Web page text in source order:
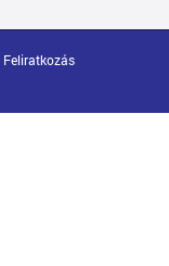
Feliratkozás